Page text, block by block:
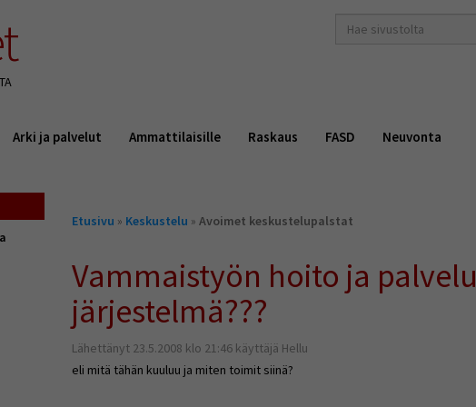
hakusana(t)
Arki ja palvelut Ammattilaisille Raskaus FASD Neuvonta
Olet
Etusivu » Keskustelu » Avoimet keskustelupalstat
Vammaistyön hoito ja palvelu
järjestelmä???
Lähettänyt 23.5.2008 klo 21:46 käyttäjä Hellu
eli mitä tähän kuuluu ja miten toimit siinä?